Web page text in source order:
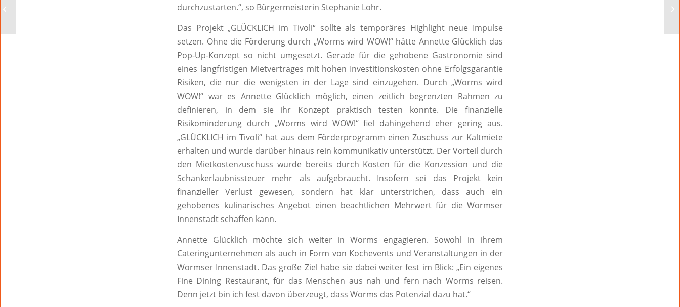
durchzustarten.“, so Bürgermeisterin Stephanie Lohr.
Das Projekt „GLÜCKLICH im Tivoli“ sollte als temporäres Highlight neue Impulse
setzen. Ohne die Förderung durch „Worms wird WOW!“ hätte Annette Glücklich das
Pop-Up-Konzept so nicht umgesetzt. Gerade für die gehobene Gastronomie sind
eines langfristigen Mietvertrages mit hohen Investitionskosten ohne Erfolgsgarantie
Risiken, die nur die wenigsten in der Lage sind einzugehen. Durch „Worms wird
WOW!“ war es Annette Glücklich möglich, einen zeitlich begrenzten Rahmen zu
definieren, in dem sie ihr Konzept praktisch testen konnte. Die finanzielle
Risikominderung durch „Worms wird WOW!“ fiel dahingehend eher gering aus.
„GLÜCKLICH im Tivoli“ hat aus dem Förderprogramm einen Zuschuss zur Kaltmiete
erhalten und wurde darüber hinaus rein kommunikativ unterstützt. Der Vorteil durch
den Mietkostenzuschuss wurde bereits durch Kosten für die Konzession und die
Schankerlaubnissteuer mehr als aufgebraucht. Insofern sei das Projekt kein
finanzieller Verlust gewesen, sondern hat klar unterstrichen, dass auch ein
gehobenes kulinarisches Angebot einen beachtlichen Mehrwert für die Wormser
Innenstadt schaffen kann.
Annette Glücklich möchte sich weiter in Worms engagieren. Sowohl in ihrem
Cateringunternehmen als auch in Form von Kochevents und Veranstaltungen in der
Wormser Innenstadt. Das große Ziel habe sie dabei weiter fest im Blick: „Ein eigenes
Fine Dining Restaurant, für das Menschen aus nah und fern nach Worms reisen.
Denn jetzt bin ich fest davon überzeugt, dass Worms das Potenzial dazu hat.“